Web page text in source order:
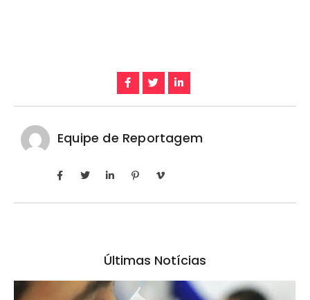
Equipe de Reportagem
Últimas Notícias